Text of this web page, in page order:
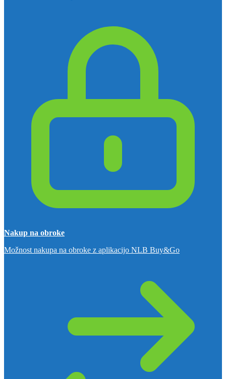
Nakup na obroke
Možnost nakupa na obroke z aplikacijo NLB Buy&Go